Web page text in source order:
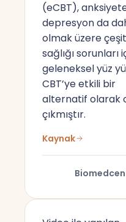
(eCBT),
depresyon da
olmak üzere
sağlığı sorunları
geleneksel yüz
CBT’ye etkili bir
alternatif olarak
çıkmıştır.
Kaynak